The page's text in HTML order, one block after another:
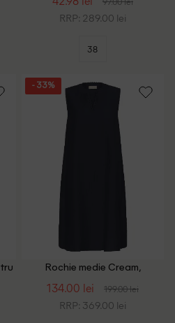
RRP: 289.00 lei
38
- 33%
Rochie medie Cream,
134.00 lei 199.00 lei
RRP: 369.00 lei